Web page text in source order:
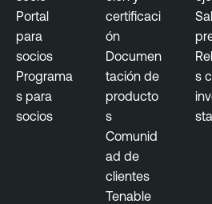
Portal
para
socios
Programa
s para
socios
certificaci
ón
Documen
tación de
producto
s
Comunid
ad de
clientes
Tenable
s